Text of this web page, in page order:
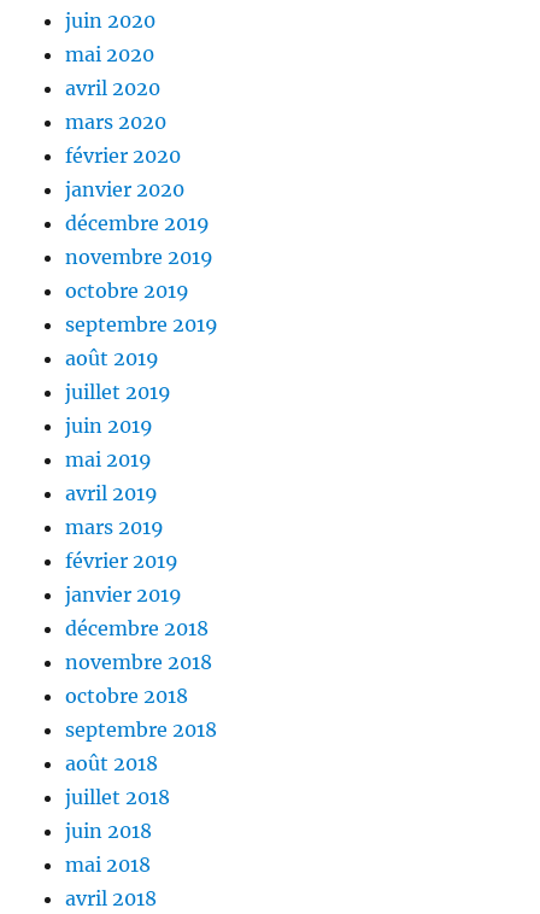
juin 2020
mai 2020
avril 2020
mars 2020
février 2020
janvier 2020
décembre 2019
novembre 2019
octobre 2019
septembre 2019
août 2019
juillet 2019
juin 2019
mai 2019
avril 2019
mars 2019
février 2019
janvier 2019
décembre 2018
novembre 2018
octobre 2018
septembre 2018
août 2018
juillet 2018
juin 2018
mai 2018
avril 2018